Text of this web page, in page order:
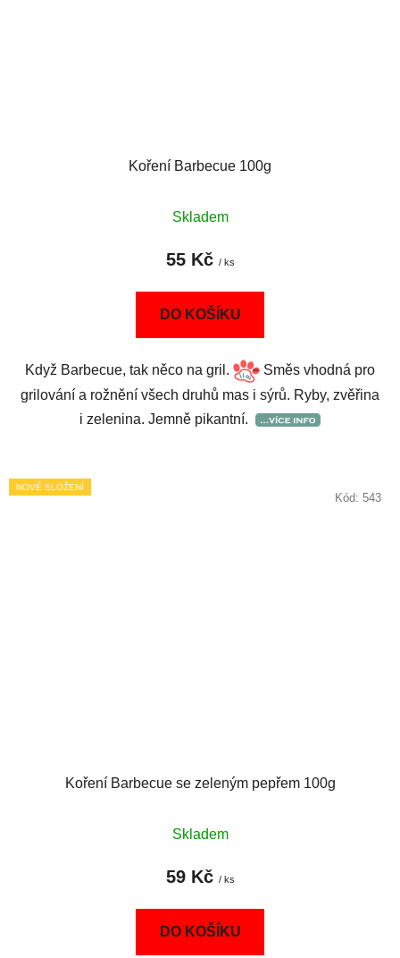
Koření Barbecue 100g
Skladem
55 Kč / ks
DO KOŠÍKU
Když Barbecue, tak něco na gril.
Směs vhodná pro
grilování a rožnění všech druhů mas i sýrů. Ryby, zvěřina
i zelenina. Jemně pikantní.
NOVÉ SLOŽENÍ
Koření Barbecue se zeleným pepřem 100g
Skladem
59 Kč / ks
DO KOŠÍKU
Kód: 543